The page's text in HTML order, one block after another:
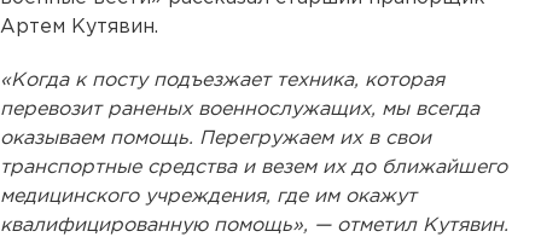
Артем Кутявин.
«Когда к посту подъезжает техника, которая
перевозит раненых военнослужащих, мы всегда
оказываем помощь. Перегружаем их в свои
транспортные средства и везем их до ближайшего
медицинского учреждения, где им окажут
квалифицированную помощь», — отметил Кутявин.